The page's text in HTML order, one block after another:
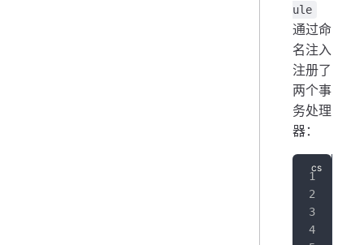
ule
通过命
名注入
注册了
两个事
务处理
器：